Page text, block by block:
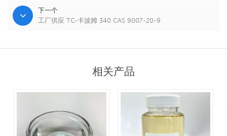
下一个
工厂供应 TC-卡波姆 340 CAS 9007-20-9
相关产品